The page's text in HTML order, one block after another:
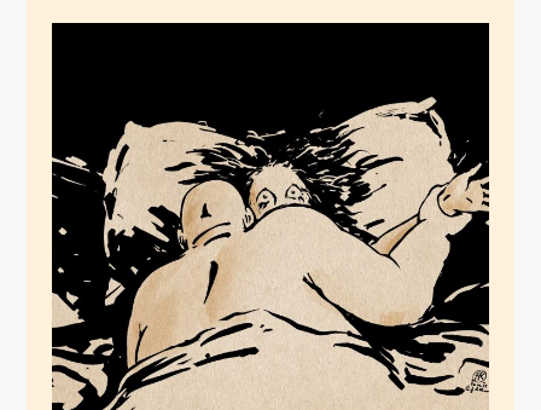
Nationalismus endete
noch nie romantisch
Juni 30, 2023